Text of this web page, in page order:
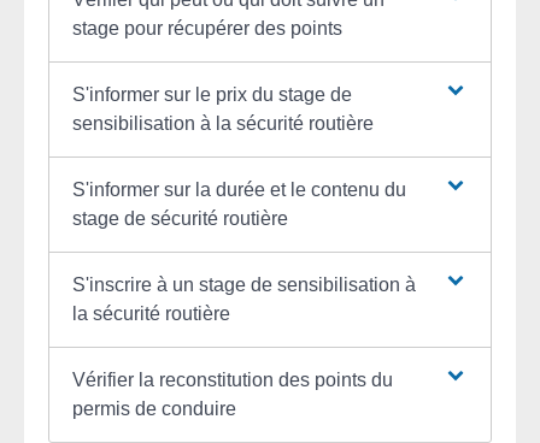
stage pour récupérer des points
S'informer sur le prix du stage de
sensibilisation à la sécurité routière
S'informer sur la durée et le contenu du
stage de sécurité routière
S'inscrire à un stage de sensibilisation à
la sécurité routière
Vérifier la reconstitution des points du
permis de conduire